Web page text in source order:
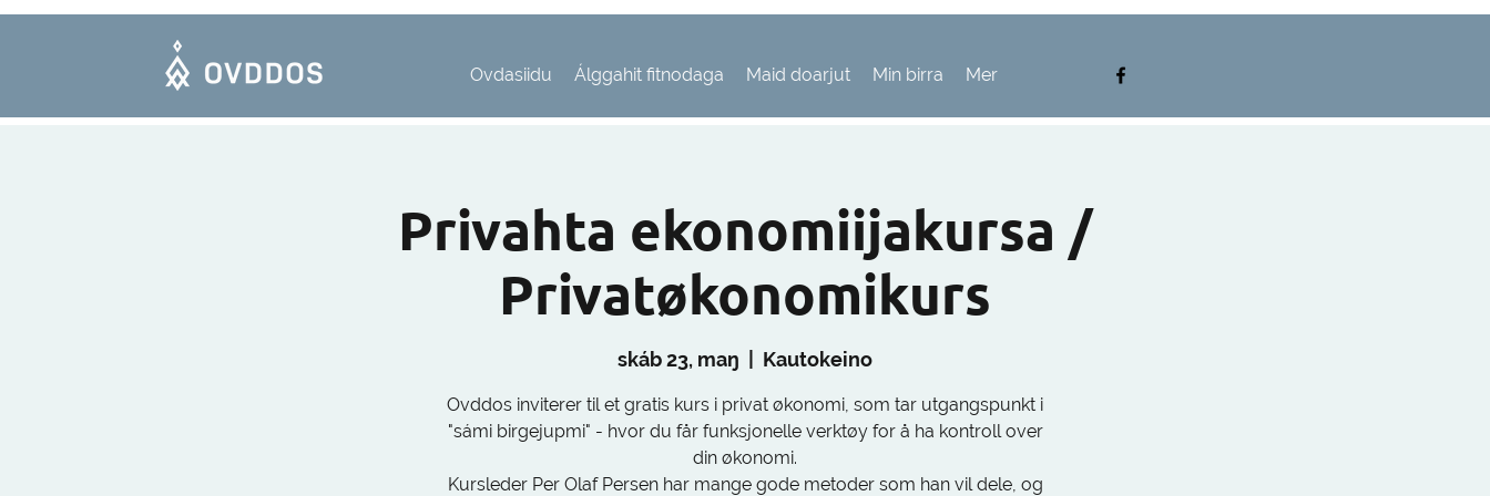
Ovdasiidu Álggahit fitnodaga Maid doarjut Min birra Mer
Privahta ekonomiijakursa /
Privatøkonomikurs
skáb 23, maŋ Kautokeino
Ovddos inviterer til et gratis kurs i privat økonomi, som tar utgangspunkt i
"sámi birgejupmi" - hvor du får funksjonelle verktøy for å ha kontroll over
din økonomi.
Kursleder Per Olaf Persen har mange gode metoder som han vil dele, og